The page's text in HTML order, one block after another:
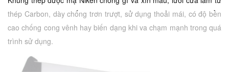
thép Carbon, dày chống trơn trượt, sử dụng thoải mái, có độ bền
cao chống cong vênh hay biến dạng khi va chạm mạnh trong quá
trình sử dụng.